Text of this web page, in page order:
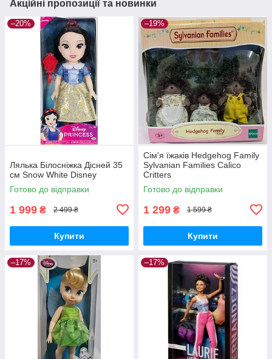
Акційні пропозиції та новинки
–20%
Лялька Білосніжка Дісней 35
см Snow White Disney
Готово до відправки
1 999 ₴ 2 499 ₴
Купити
–19%
Сім'я їжаків Hedgehog Family
Sylvanian Families Calico
Critters
Готово до відправки
1 299 ₴ 1 599 ₴
Купити
–17% –17%